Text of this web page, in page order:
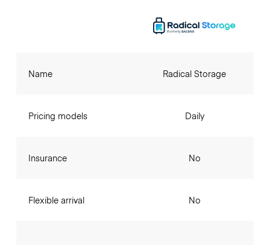
Name
Pricing models
Insurance
Flexible arrival
Radical Storage
Daily
No
No